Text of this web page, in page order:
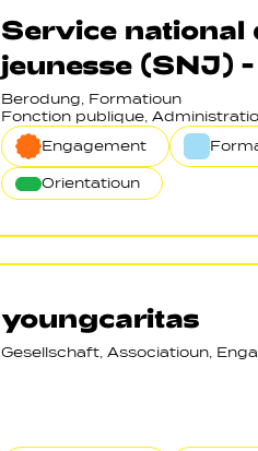
Service national
jeunesse (SNJ)
Berodung, Formatioun
Fonction publique,
Engagement
Orientatioun
youngcaritas
Gesellschaft, Associatioun,